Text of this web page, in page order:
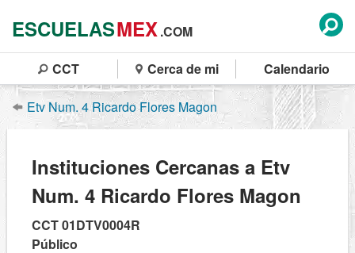
ESCUELASMEX.COM
CCT Cerca de mi Calendario
Etv Num. 4 Ricardo Flores Magon
Instituciones Cercanas a Etv
Num. 4 Ricardo Flores Magon
CCT 01DTV0004R
Público